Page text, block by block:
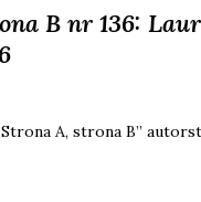
B nr 136:
A, stro­na B”